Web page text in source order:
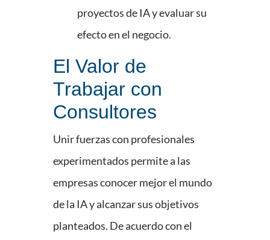
proyectos de IA y evaluar su
efecto en el negocio.
El Valor de
Trabajar con
Consultores
Unir fuerzas con profesionales
experimentados permite a las
empresas conocer mejor el mundo
de la IA y alcanzar sus objetivos
planteados. De acuerdo con el